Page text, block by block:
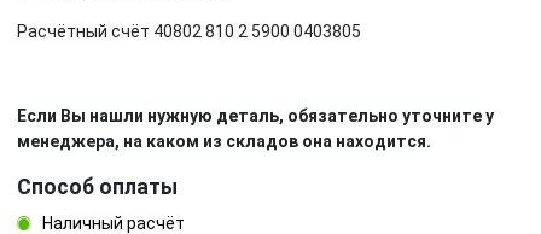
Расчётный счёт 40802 810 2 5900 0403805
Если Вы нашли нужную деталь, обязательно уточните у
менеджера, на каком из складов она находится.
Способ оплаты
Наличный расчёт